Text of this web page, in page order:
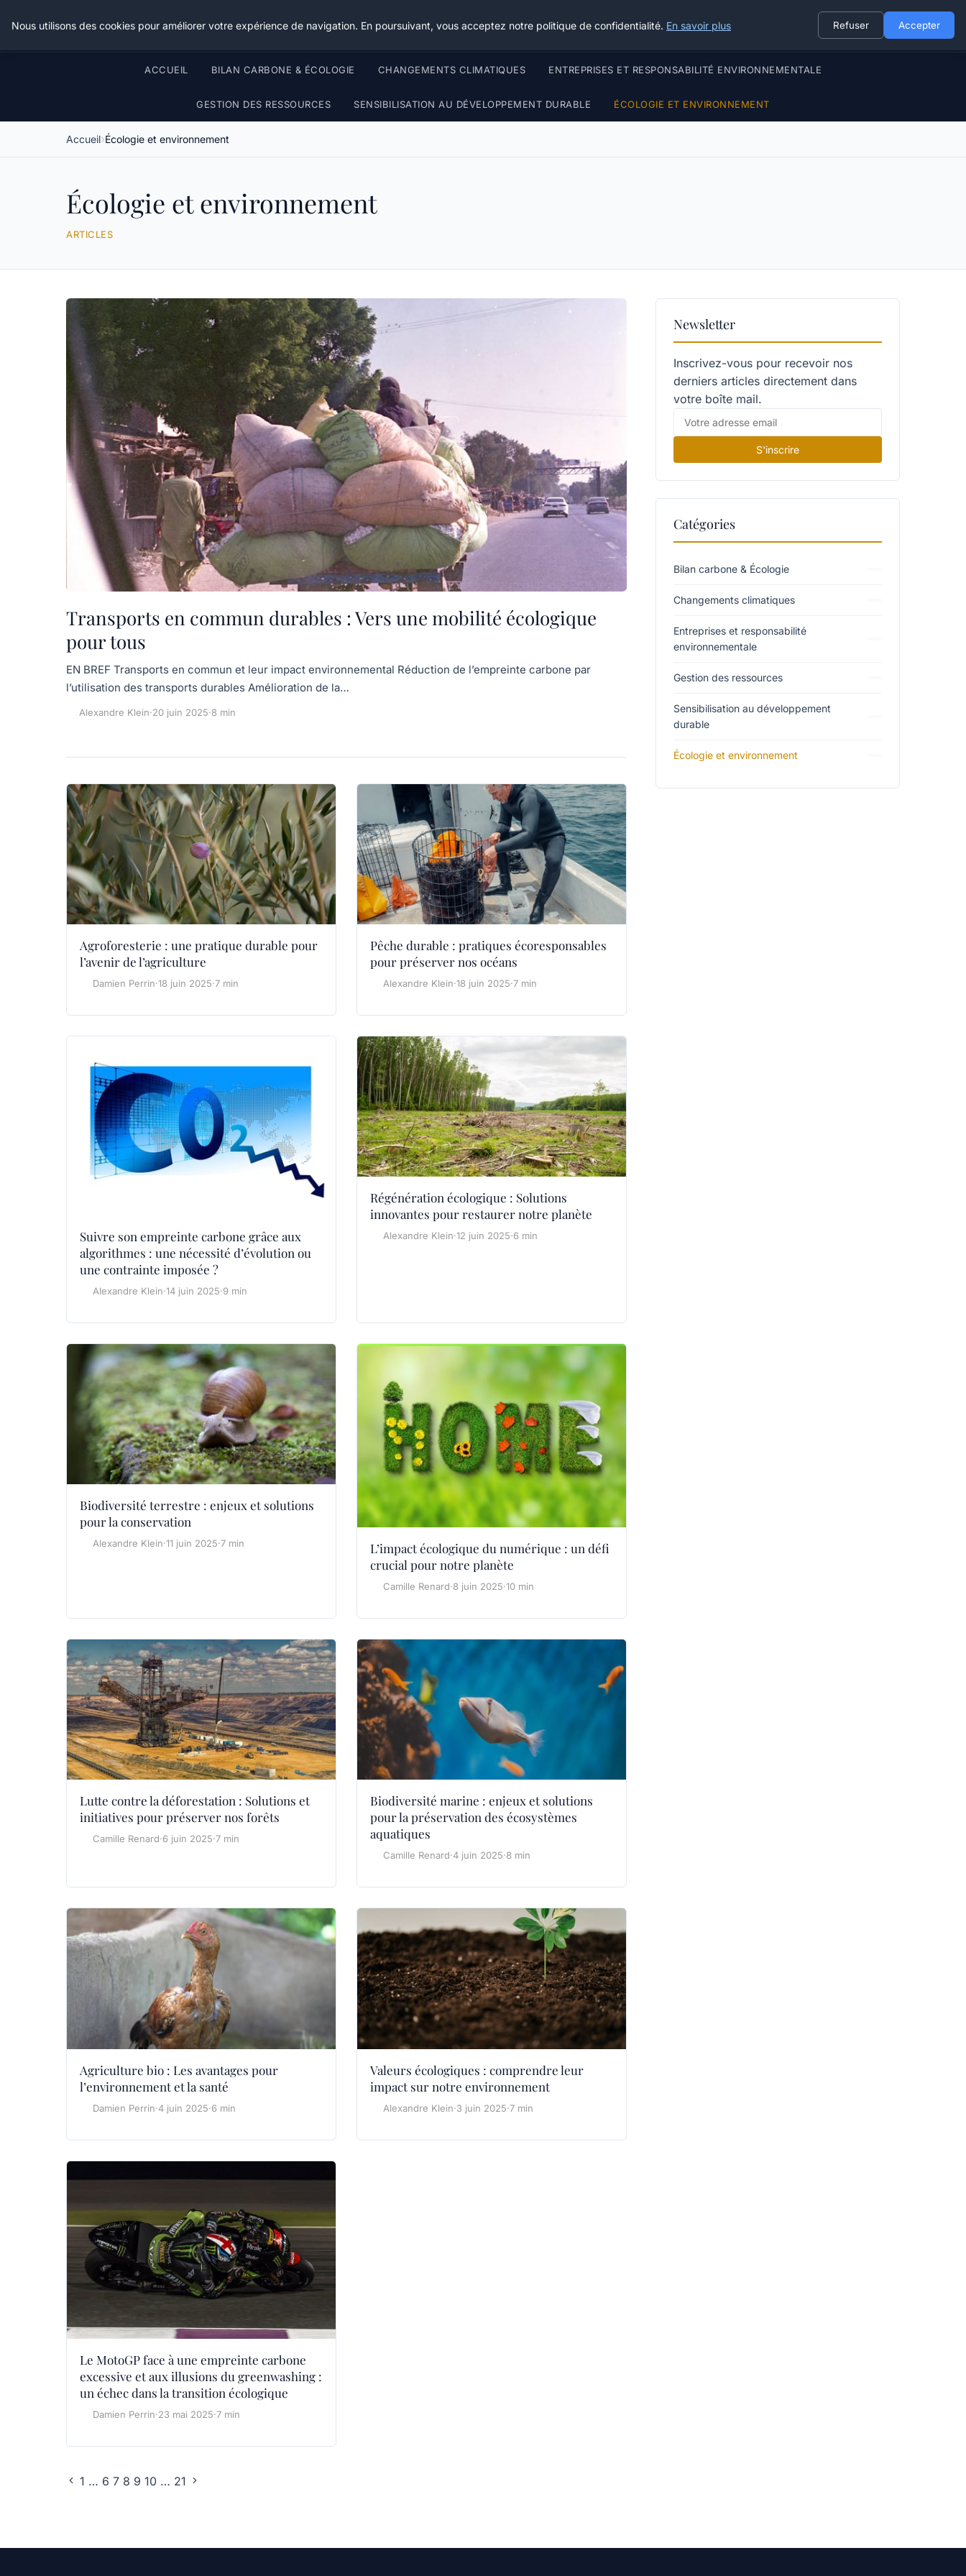
Happy Calyx Farmer
ACCUEIL BILAN CARBONE & ÉCOLOGIE CHANGEMENTS CLIMATIQUES ENTREPRISES ET RESPONSABILITÉ ENVIRONNEMENTALE
GESTION DES RESSOURCES SENSIBILISATION AU DÉVELOPPEMENT DURABLE ÉCOLOGIE ET ENVIRONNEMENT
Accueil Écologie et environnement
Écologie et environnement
ARTICLES
Transports en commun durables : Vers une mobilité écologique
pour tous
EN BREF Transports en commun et leur impact environnemental Réduction de l’empreinte carbone par
l’utilisation des transports durables Amélioration de la…
Alexandre Klein·20 juin 2025·8 min
Agroforesterie : une pratique durable pour
l’avenir de l’agriculture
Damien Perrin·18 juin 2025·7 min
Pêche durable : pratiques écoresponsables
pour préserver nos océans
Alexandre Klein·18 juin 2025·7 min
Suivre son empreinte carbone grâce aux
algorithmes : une nécessité d’évolution ou
une contrainte imposée ?
Alexandre Klein·14 juin 2025·9 min
Régénération écologique : Solutions
innovantes pour restaurer notre planète
Alexandre Klein·12 juin 2025·6 min
Biodiversité terrestre : enjeux et solutions
pour la conservation
Alexandre Klein·11 juin 2025·7 min
L’impact écologique du numérique : un défi
crucial pour notre planète
Camille Renard·8 juin 2025·10 min
Lutte contre la déforestation : Solutions et
initiatives pour préserver nos forêts
Camille Renard·6 juin 2025·7 min
Biodiversité marine : enjeux et solutions
pour la préservation des écosystèmes
aquatiques
Camille Renard·4 juin 2025·8 min
Agriculture bio : Les avantages pour
l’environnement et la santé
Damien Perrin·4 juin 2025·6 min
Valeurs écologiques : comprendre leur
impact sur notre environnement
Alexandre Klein·3 juin 2025·7 min
Le MotoGP face à une empreinte carbone
excessive et aux illusions du greenwashing :
un échec dans la transition écologique
Damien Perrin·23 mai 2025·7 min
1 … 6 7 8 9 10 … 21
Newsletter
Inscrivez-vous pour recevoir nos
derniers articles directement dans
votre boîte mail.
S'inscrire
Catégories
Bilan carbone & Écologie
Changements climatiques
Entreprises et responsabilité
environnementale
Gestion des ressources
Sensibilisation au développement
durable
Écologie et environnement
Nous utilisons des cookies pour améliorer votre expérience de navigation. En poursuivant, vous acceptez notre politique de confidentialité. En savoir plus Refuser Accepter